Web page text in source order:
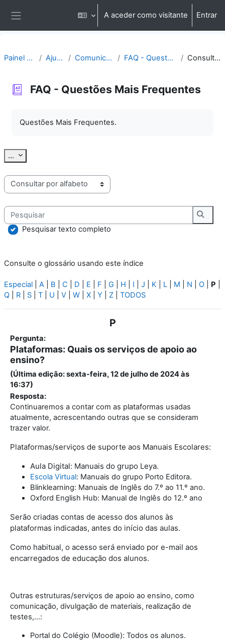
A aceder como visitante Entrar
Painel do utilizador Ajuda | Apoio Comunicação | Questões FAQ - Questões Mais Frequentes Consultar por alfabeto
FAQ - Questões Mais Frequentes
Questões Mais Frequentes.
... Exportar termos
Consulte o glossário usando este índice
Pesquisar
Pesquisar texto completo
Consulte o glossário usando este índice
Especial A B C D E F G H I J K L M N O P
Q
R S T U V W X Y Z TODOS
P
Pergunta:
Plataformas: Quais os serviços de apoio ao
ensino?
(Última edição: sexta-feira, 12 de julho de 2024 às
16:37)
Resposta:
Continuaremos a contar com as plataformas usadas
atualmente, acrescentando outras que se consideram
trazer valor.
Plataformas/serviços de suporte aos Manuais Escolares:
Aula Digital: Manuais do grupo Leya.
Escola Virtual: Manuais do grupo Porto Editora.
Blinklearning: Manuais de Inglês do 7.º ao 11.º ano.
Oxford English Hub: Manual de Inglês do 12.º ano
Serão criadas contas de acesso dos alunos às
plataformas indicadas, antes do início das aulas.
Como habitual, o acesso será enviado por e-mail aos
encarregados de educação dos alunos.
Outras estruturas/serviços de apoio ao ensino, como
comunicação, divulgação de materiais, realização de
testes,…:
Portal do Colégio (Moodle): Todos os alunos.